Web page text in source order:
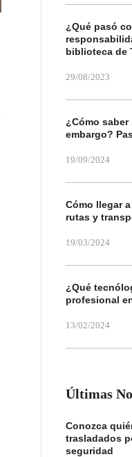
¿Qué pasó
biblioteca de
29/08/2023
¿Cómo
embargo?
19/09/2024
Cómo llegar
rutas y
19/03/2024
¿Qué
profesional
13/02/2024
Últimas
Conozca
trasladados
seguridad